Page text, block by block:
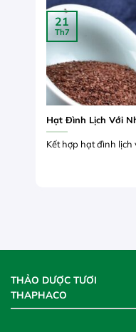
Hạt Đình Lịch Với
Kết hợp hạt đình lịch
21
Th7
THẢO DƯỢC TƯƠI
THAPHACO